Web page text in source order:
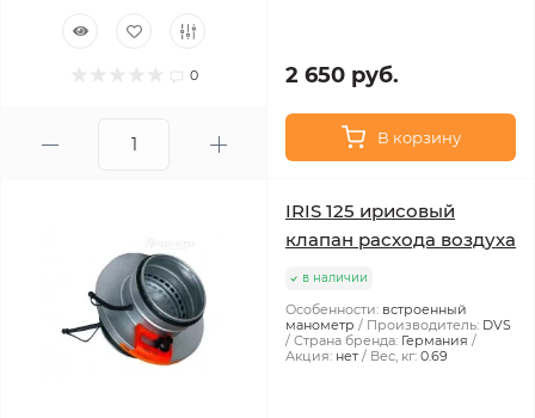
0 2 650 руб.
В корзину
IRIS 125 ирисовый
клапан расхода воздуха
в наличии
Особенности: встроенный
манометр
Производитель: DVS
Страна бренда: Германия
Акция: нет Вес, кг: 0.69